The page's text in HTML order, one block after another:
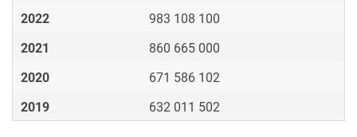
2022
983 108 100
2021
860 665 000
2020
671 586 102
2019
632 011 502